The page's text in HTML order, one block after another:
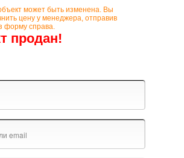
может быть изменена. Вы
цену у менеджера, отправив
форму справа.
продан!